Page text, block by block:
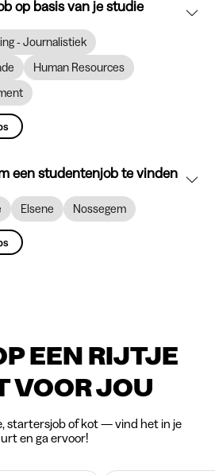
op basis van je studie
- Journalistiek
Human Resources
een studentenjob te vinden
Elsene Nossegem
EEN RIJTJE
VOOR JOU
startersjob of kot — vind het in je
en ga ervoor!